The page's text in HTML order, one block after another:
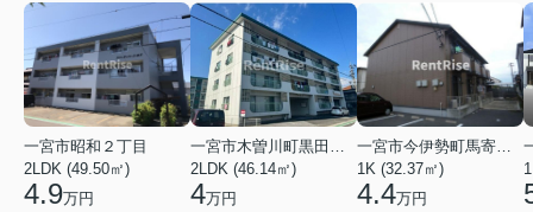
一宮市昭和２丁目
2LDK (49.50㎡)
4.9万円
一宮市木曽川町黒田五ノ通り
2LDK (46.14㎡)
4万円
一宮市今伊勢町馬寄字福塚前
1K (32.37㎡)
4.4万円